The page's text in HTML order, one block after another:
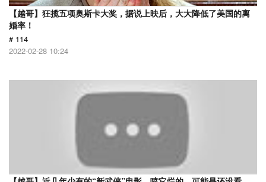
【越哥】狂揽五项奥斯卡大奖，据说上映后，大大降低了美国的离
婚率！
# 114
2022-02-28 10:24